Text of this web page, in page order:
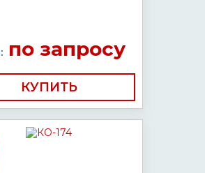
по запросу
КУПИТЬ